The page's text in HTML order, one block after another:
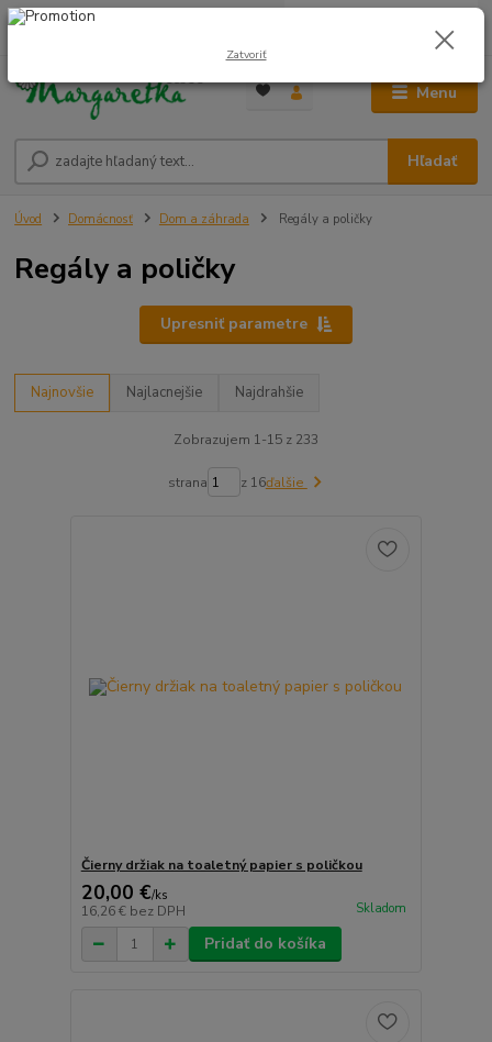
Menu
Hľadať
0948 236 042
0,00 €
Úvod Domácnosť Dom a záhrada Regály a poličky
Regály a poličky
Upresniť parametre
Najnovšie Najlacnejšie Najdrahšie
Zobrazujem 1-15 z 233
strana z 16ďalšie
Čierny držiak na toaletný papier s poličkou
20,00 €/ks
16,26 € bez DPH Skladom
Pridať do košíka
Zatvoriť